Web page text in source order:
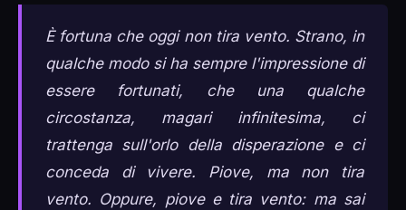
È fortuna che oggi non tira vento. Strano, in
qualche modo si ha sempre l'impressione di
essere fortunati, che una qualche
circostanza, magari infinitesima, ci
trattenga sull'orlo della disperazione e ci
conceda di vivere. Piove, ma non tira
vento. Oppure, piove e tira vento: ma sai